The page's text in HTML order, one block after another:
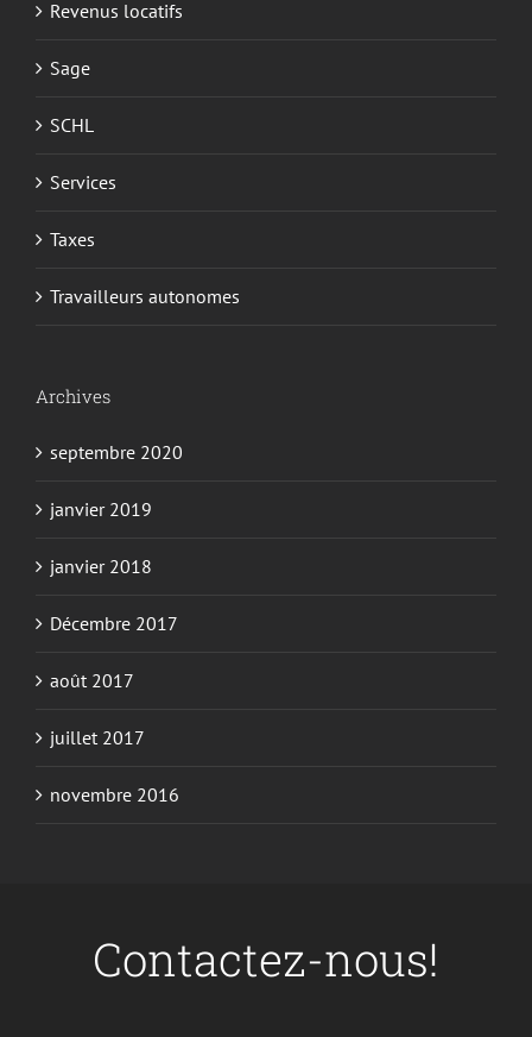
Revenus locatifs
Sage
SCHL
Services
Taxes
Travailleurs autonomes
Archives
septembre 2020
janvier 2019
janvier 2018
Décembre 2017
août 2017
juillet 2017
novembre 2016
Contactez-nous!